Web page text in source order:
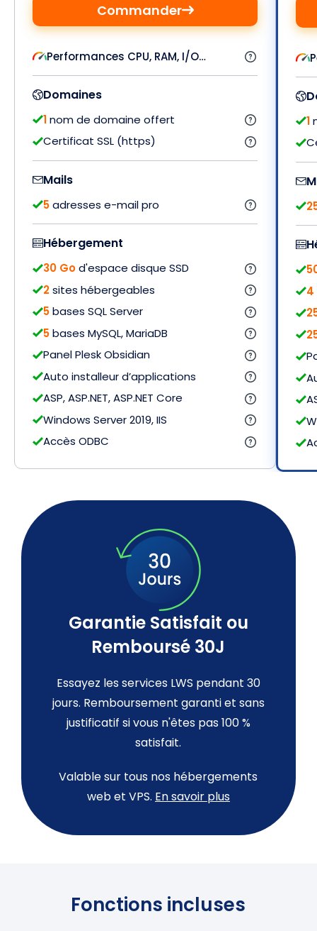
Commander
Performances CPU, RAM, I/O…
Domaines
1nom de domaine offert
Certificat SSL (https)
Mails
5adresses e-mail pro
Hébergement
30 God'espace disque SSD
2sites hébergeables
5bases SQL Server
5bases MySQL, MariaDB
Panel Plesk Obsidian
Auto installeur d’applications
ASP, ASP.NET, ASP.NET Core
Windows Server 2019, IIS
Accès ODBC
1
4
Garantie Satisfait ou
Remboursé 30J
Essayez les services LWS pendant 30
jours. Remboursement garanti et sans
justificatif si vous n'êtes pas 100 %
satisfait.
Valable sur tous nos hébergements
web et VPS. En savoir plus
Fonctions incluses